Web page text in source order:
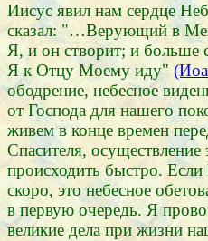
Иисус явил нам сердце
сказал: "…Верующий в
Я, и он створит; и больше
Я к Отцу Моему иду"
ободрение, небесное
от Господа для нашего
живем в конце времен
Спасителя,
происходить быстро.
скоро, это небесное
в первую очередь. Я
великие дела при жизни